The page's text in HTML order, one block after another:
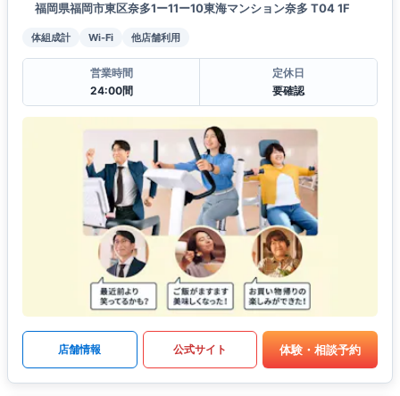
福岡県福岡市東区奈多1ー11ー10東海マンション奈多 T04 1F
体組成計 Wi-Fi 他店舗利用
営業時間
24:00間
定休日
要確認
店舗情報 公式サイト 体験・相談予約